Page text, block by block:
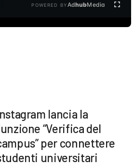
POWERED BYAdhubMedia
lancia la
“Verifica del
per connettere
universitari